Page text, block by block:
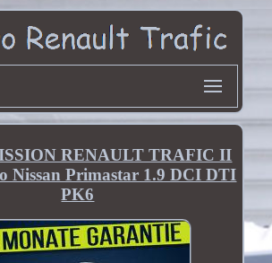
RENAULT TRAFIC II
Nissan Primastar 1.9 DCI DTI
PK6